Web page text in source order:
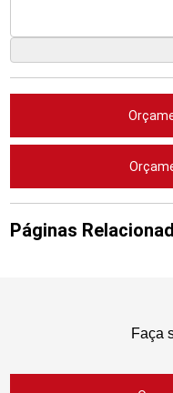
Páginas
Faça